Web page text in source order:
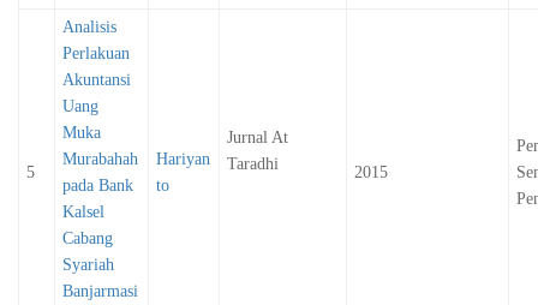
5
Analisis
Perlakuan
Akuntansi
Uang
Muka
Murabahah
pada Bank
Kalsel
Cabang
Syariah
Banjarmasi
Hariyan
to
Jurnal At
Taradhi
2015